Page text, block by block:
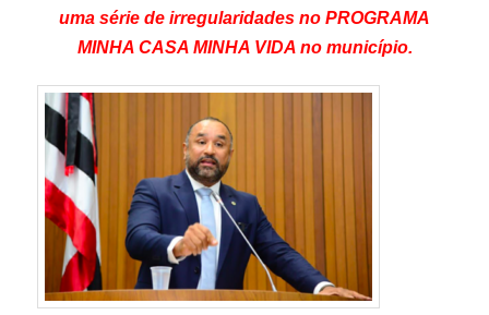
uma série de irregularidades no PROGRAMA
MINHA CASA MINHA VIDA no município.